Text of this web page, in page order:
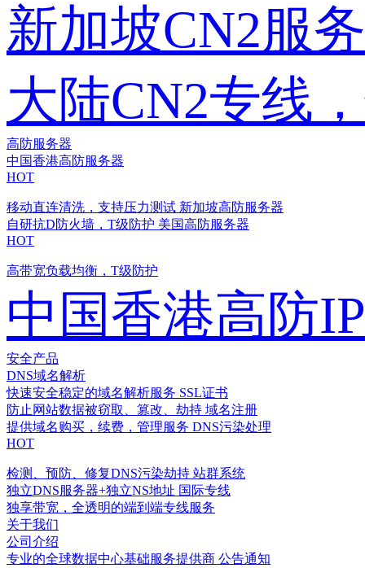
新加坡CN2服
大陆CN2专线
高防服务器
中国香港高防服务器
HOT
移动直连清洗，支持压力测试 新加坡高防服务器
自研抗D防火墙，T级防护 美国高防服务器
HOT
高带宽负载均衡，T级防护
中国香港高防IP
安全产品
DNS域名解析
快速安全稳定的域名解析服务 SSL证书
防止网站数据被窃取、篡改、劫持 域名注册
提供域名购买，续费，管理服务 DNS污染处理
HOT
检测、预防、修复DNS污染劫持 站群系统
独立DNS服务器+独立NS地址 国际专线
独享带宽，全透明的端到端专线服务
关于我们
公司介绍
专业的全球数据中心基础服务提供商 公告通知